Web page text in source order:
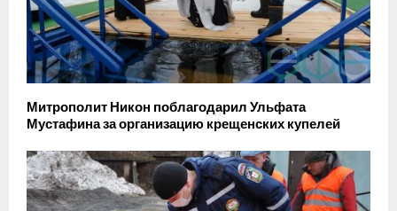
Митрополит Никон поблагодарил Ульфата
Мустафина за организацию крещенских купелей